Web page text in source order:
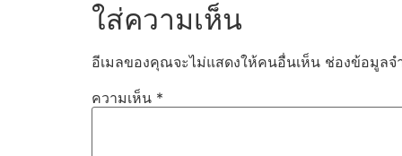
ใส่ความเห็น
อีเมลของคุณจะไม่แสดงให้คนอื่นเห็น ช่องข้อมูลจ
ความเห็น *